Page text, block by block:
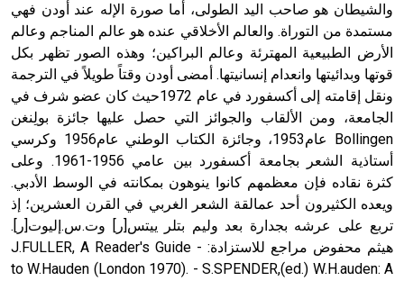
والشيطان هو صاحب اليد الطولى، أما صورة الإله عند أودن فهي
مستمدة من التوراة. والعالم الأخلاقي عنده هو عالم المناجم وعالم
الأرض الطبيعية المهترئة وعالم البراكين؛ وهذه الصور تظهر بكل
قوتها وبدائيتها وانعدام إنسانيتها. أمضى أودن وقتاً طويلاً في الترجمة
ونقل إقامته إلى أكسفورد في عام 1972حيث كان عضو شرف في
الجامعة، ومن الألقاب والجوائز التي حصل عليها جائزة بولِنغن
Bollingen عام1953، وجائزة الكتاب الوطني عام1956 وكرسي
أستاذية الشعر بجامعة أكسفورد بين عامي 1956-1961. وعلى
كثرة نقاده فإن معظمهم كانوا ينوهون بمكانته في الوسط الأدبي.
ويعده الكثيرون أحد عمالقة الشعر الغربي في القرن العشرين؛ إذ
تربع على عرشه بجدارة بعد وليم بتلر ييتس[ر] وت.س.إليوت[ر].
هيثم محفوض مراجع للاستزادة: - J.FULLER, A Reader's Guide
to W.Hauden (London 1970). - S.SPENDER,(ed.) W.H.auden: A